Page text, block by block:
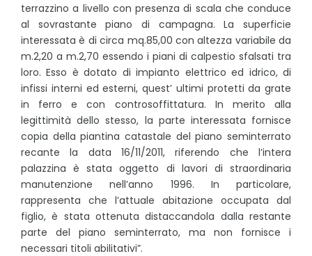
terrazzino a livello con presenza di scala che conduce
al sovrastante piano di campagna. La superficie
interessata è di circa mq.85,00 con altezza variabile da
m.2,20 a m.2,70 essendo i piani di calpestio sfalsati tra
loro. Esso è dotato di impianto elettrico ed idrico, di
infissi interni ed esterni, quest’ ultimi protetti da grate
in ferro e con controsoffittatura. In merito alla
legittimità dello stesso, la parte interessata fornisce
copia della piantina catastale del piano seminterrato
recante la data 16/11/2011, riferendo che l’intera
palazzina è stata oggetto di lavori di straordinaria
manutenzione nell’anno 1996. In particolare,
rappresenta che l’attuale abitazione occupata dal
figlio, è stata ottenuta distaccandola dalla restante
parte del piano seminterrato, ma non fornisce i
necessari titoli abilitativi”.